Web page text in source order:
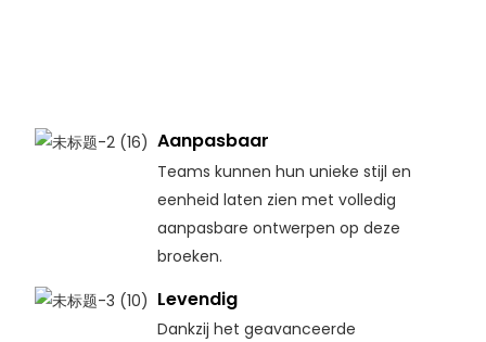
Aanpasbaar
Teams kunnen hun unieke stijl en
eenheid laten zien met volledig
aanpasbare ontwerpen op deze
broeken.
Levendig
Dankzij het geavanceerde